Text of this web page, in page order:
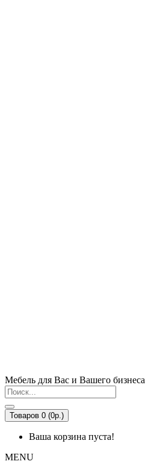
Мебель для Вас и Вашего бизнеса
Товаров 0 (0р.)
Ваша корзина пуста!
MENU